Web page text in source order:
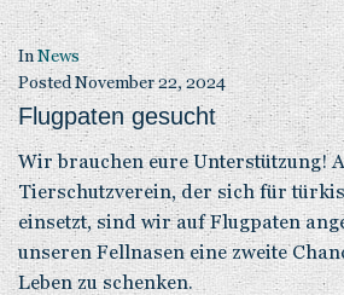
InNews
PostedNovember 22, 2024
Flugpaten gesucht
Wir brauchen eure Unterstützung!
Tierschutzverein, der sich für
einsetzt, sind wir auf Flugpaten
unseren Fellnasen eine zweite
Leben zu schenken.